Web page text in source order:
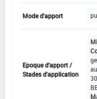
Mode d'apport
Epoque d'apport /
Stades d'application